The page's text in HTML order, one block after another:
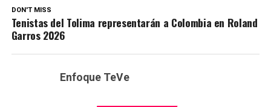
DON'T MISS
Tenistas del Tolima representarán a Colombia en Roland
Garros 2026
Enfoque TeVe